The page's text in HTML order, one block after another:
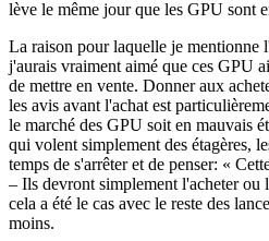
lève le même jour que les GPU sont
La raison pour laquelle je mentionne
j'aurais vraiment aimé que ces GPU
de mettre en vente. Donner aux
les avis avant l'achat est
le marché des GPU soit en mauvais
qui volent simplement des étagères,
temps de s'arrêter et de penser: «
– Ils devront simplement l'acheter ou
cela a été le cas avec le reste des
moins.